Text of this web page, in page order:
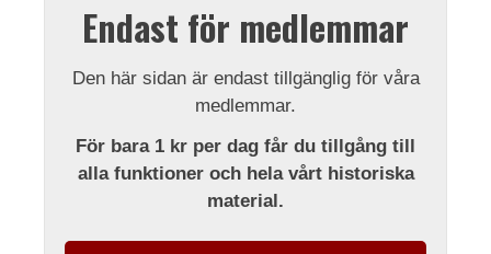
Endast för medlemmar
Den här sidan är endast tillgänglig för våra
medlemmar.
För bara 1 kr per dag får du tillgång till
alla funktioner och hela vårt historiska
material.